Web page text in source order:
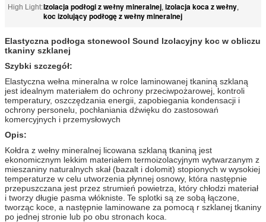
High Light:Izolacja podłogi z wełny mineralnej, izolacja koca z wełny,
koc izolujący podłogę z wełny mineralnej
Elastyczna podłoga stonewool Sound Izolacyjny koc w obliczu
tkaniny szklanej
Szybki szczegół:
Elastyczna wełna mineralna w rolce laminowanej tkaniną szklaną
jest idealnym materiałem do ochrony przeciwpożarowej, kontroli
temperatury, oszczędzania energii, zapobiegania kondensacji i
ochrony personelu, pochłaniania dźwięku do zastosowań
komercyjnych i przemysłowych
Opis:
Kołdra z wełny mineralnej licowana szklaną tkaniną jest
ekonomicznym lekkim materiałem termoizolacyjnym wytwarzanym z
mieszaniny naturalnych skał (bazalt i dolomit) stopionych w wysokiej
temperaturze w celu utworzenia płynnej osnowy, która następnie
przepuszczana jest przez strumień powietrza, który chłodzi materiał
i tworzy długie pasma włókniste. Te splotki są ze sobą łączone,
tworząc koce, a następnie laminowane za pomocą r szklanej tkaniny
po jednej stronie lub po obu stronach koca.